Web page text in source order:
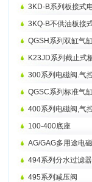
3KD-B系列板接式
3KQ-B不供油板接
QGSH系列双缸气
K23JD系列截止式
300系列电磁阀.气
QGSC系列标准气
400系列电磁阀,气
100-400底座
AG/GAG多用途电
494系列分水过滤器
495系列减压阀